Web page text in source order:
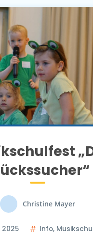
Christine Mayer
2025 Info,